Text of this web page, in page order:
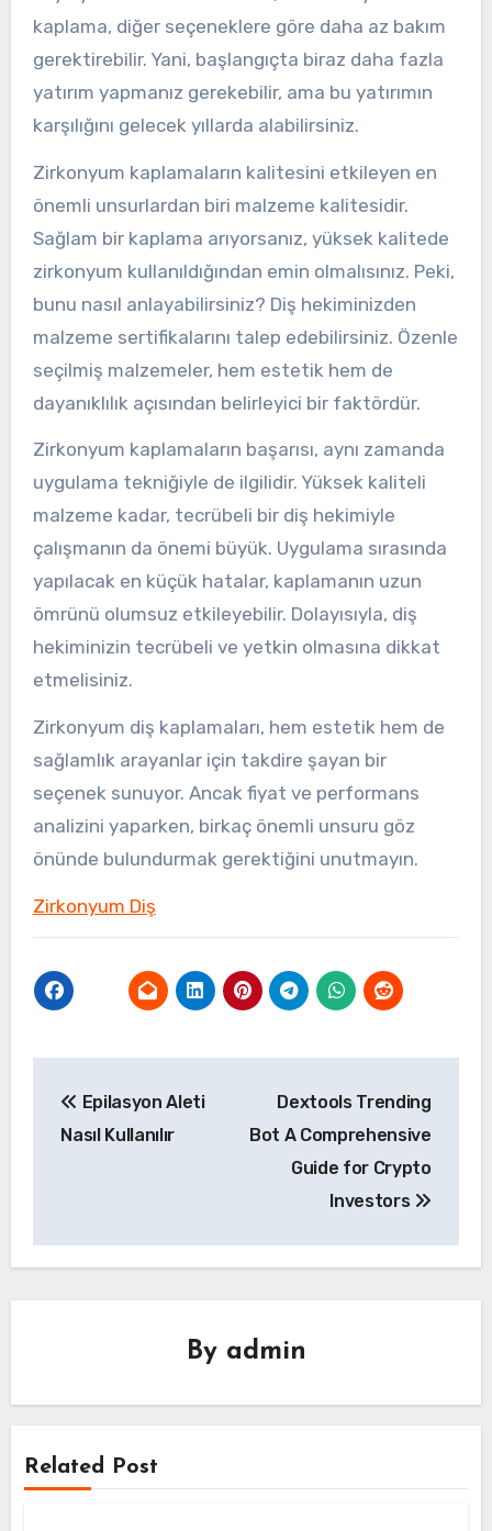
kaplama, diğer seçeneklere göre daha az bakım
gerektirebilir. Yani, başlangıçta biraz daha fazla
yatırım yapmanız gerekebilir, ama bu yatırımın
karşılığını gelecek yıllarda alabilirsiniz.
Zirkonyum kaplamaların kalitesini etkileyen en
önemli unsurlardan biri malzeme kalitesidir.
Sağlam bir kaplama arıyorsanız, yüksek kalitede
zirkonyum kullanıldığından emin olmalısınız. Peki,
bunu nasıl anlayabilirsiniz? Diş hekiminizden
malzeme sertifikalarını talep edebilirsiniz. Özenle
seçilmiş malzemeler, hem estetik hem de
dayanıklılık açısından belirleyici bir faktördür.
Zirkonyum kaplamaların başarısı, aynı zamanda
uygulama tekniğiyle de ilgilidir. Yüksek kaliteli
malzeme kadar, tecrübeli bir diş hekimiyle
çalışmanın da önemi büyük. Uygulama sırasında
yapılacak en küçük hatalar, kaplamanın uzun
ömrünü olumsuz etkileyebilir. Dolayısıyla, diş
hekiminizin tecrübeli ve yetkin olmasına dikkat
etmelisiniz.
Zirkonyum diş kaplamaları, hem estetik hem de
sağlamlık arayanlar için takdire şayan bir
seçenek sunuyor. Ancak fiyat ve performans
analizini yaparken, birkaç önemli unsuru göz
önünde bulundurmak gerektiğini unutmayın.
Zirkonyum Diş
gezinmesi
Epilasyon Aleti
Nasıl Kullanılır
Dextools Trending
Bot A Comprehensive
Guide for Crypto
Investors
By admin
Related Post